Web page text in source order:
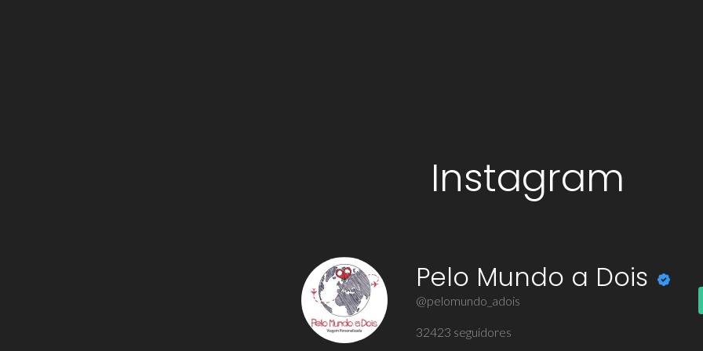
Instagram
Pelo Mundo a Dois
@pelomundo_adois
32423 seguidores